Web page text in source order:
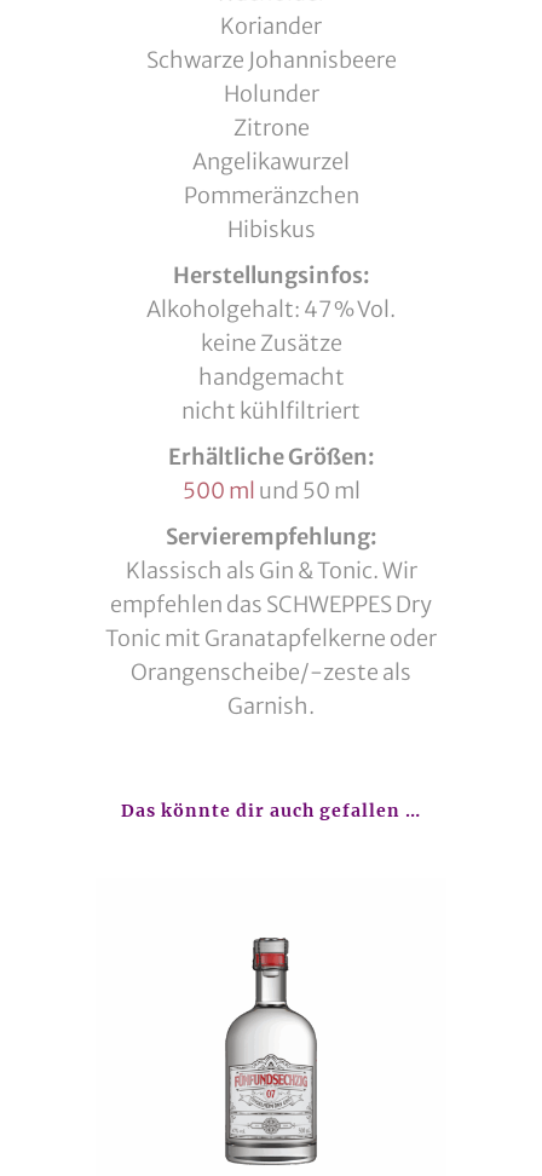
Koriander
Schwarze Johannisbeere
Holunder
Zitrone
Angelikawurzel
Pommeränzchen
Hibiskus
Herstellungsinfos:
Alkoholgehalt: 47 % Vol.
keine Zusätze
handgemacht
nicht kühlfiltriert
Erhältliche Größen:
500 ml und 50 ml
Servierempfehlung:
Klassisch als Gin & Tonic. Wir
empfehlen das SCHWEPPES Dry
Tonic mit Granatapfelkerne oder
Orangenscheibe/-zeste als
Garnish.
Das könnte dir auch gefallen …